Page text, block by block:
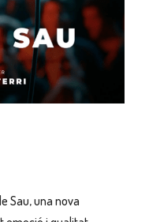
Sau, una nova